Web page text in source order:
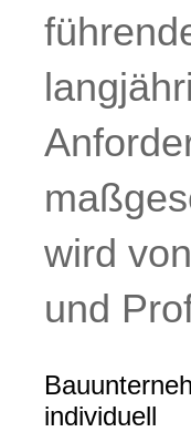
wird
und
individuell